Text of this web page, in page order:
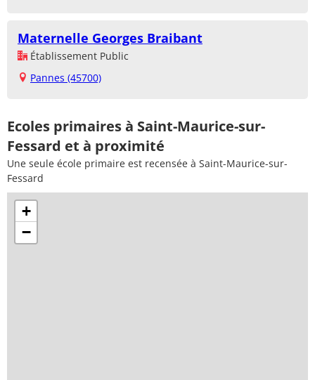
Maternelle Georges Braibant
Établissement Public
Pannes (45700)
Ecoles primaires à Saint-Maurice-sur-
Fessard et à proximité
Une seule école primaire est recensée à Saint-Maurice-sur-
Fessard
+
−